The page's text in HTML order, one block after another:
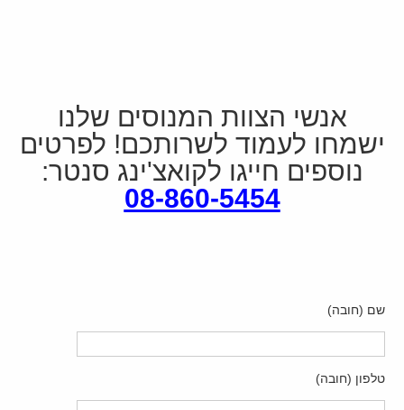
אנשי הצוות המנוסים שלנו
ישמחו לעמוד לשרותכם! לפרטים
נוספים חייגו לקואצ'ינג סנטר:
08-860-5454
שם (חובה)
טלפון (חובה)